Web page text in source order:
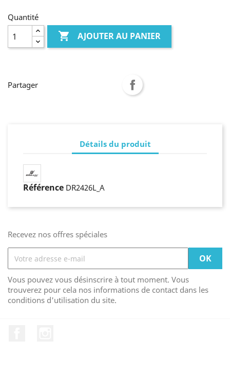
Quantité
 AJOUTER AU PANIER
Partager
Détails du produit
Référence DR2426L_A
Recevez nos offres spéciales
Vous pouvez vous désinscrire à tout moment. Vous
trouverez pour cela nos informations de contact dans les
conditions d'utilisation du site.